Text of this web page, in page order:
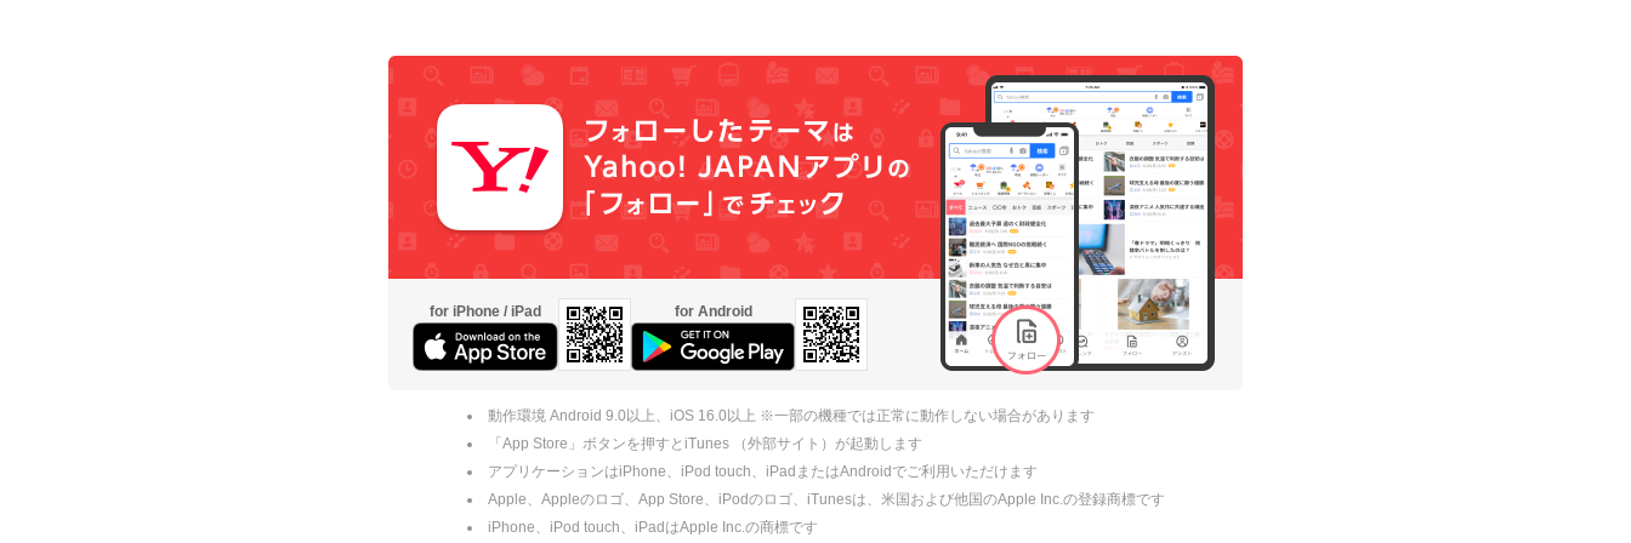
for iPhone / iPad for Android
動作環境 Android 9.0以上、iOS 16.0以上 ※一部の機種では正常に動作しない場合があります
「App Store」ボタンを押すとiTunes （外部サイト）が起動します
アプリケーションはiPhone、iPod touch、iPadまたはAndroidでご利用いただけます
Apple、Appleのロゴ、App Store、iPodのロゴ、iTunesは、米国および他国のApple Inc.の登録商標です
iPhone、iPod touch、iPadはApple Inc.の商標です